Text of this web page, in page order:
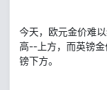
今天，欧元金价难
高--上方，而英镑
镑下方。